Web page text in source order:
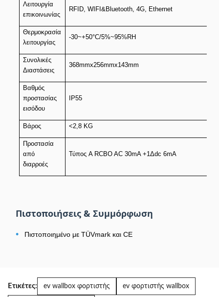
Λειτουργία
επικοινωνίας
RFID, WIFI&Bluetooth, 4G, Ethernet
Θερμοκρασία
λειτουργίας
-30~+50°C/5%~95%RH
Συνολικές
Διαστάσεις
368mmx256mmx143mm
Βαθμός
προστασίας
εισόδου
IP55
Βάρος <2,8 KG
Προστασία
από
διαρροές
Τύπος A RCBO AC 30mA +1Δdc 6mA
Πιστοποιήσεις & Συμμόρφωση
• Πιστοποιημένο με TÜVmark και CE
Ετικέτες: ev wallbox φορτιστής ev φορτιστής wallbox